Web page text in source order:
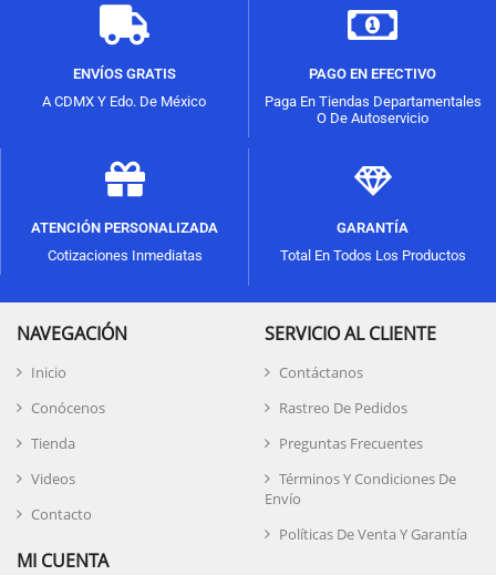
ENVÍOS GRATIS
A CDMX Y Edo. De México
PAGO EN EFECTIVO
Paga En Tiendas Departamentales
O De Autoservicio
ATENCIÓN PERSONALIZADA
Cotizaciones Inmediatas
GARANTÍA
Total En Todos Los Productos
NAVEGACIÓN
Inicio
Conócenos
Tienda
Videos
Contacto
SERVICIO AL CLIENTE
Contáctanos
Rastreo De Pedidos
Preguntas Frecuentes
Términos Y Condiciones De
Envío
Políticas De Venta Y Garantía
MI CUENTA